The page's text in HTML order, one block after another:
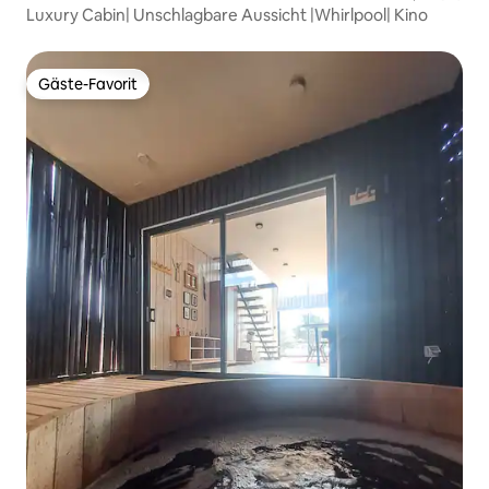
Luxury Cabin| Unschlagbare Aussicht |Whirlpool| Kino
Gäste-Favorit
Gäste-Favorit